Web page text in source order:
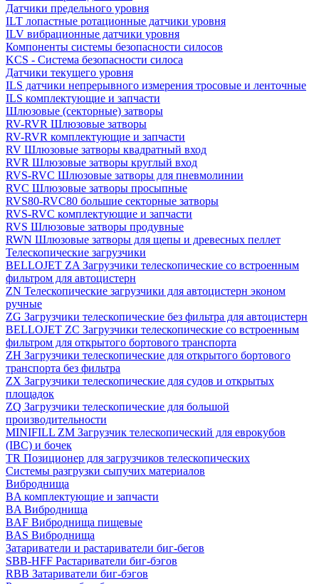
Датчики предельного уровня
ILT лопастные ротационные датчики уровня
ILV вибрационные датчики уровня
Компоненты системы безопасности силосов
KCS - Система безопасности силоса
Датчики текущего уровня
ILS датчики непрерывного измерения тросовые и ленточные
ILS комплектующие и запчасти
Шлюзовые (секторные) затворы
RV-RVR Шлюзовые затворы
RV-RVR комплектующие и запчасти
RV Шлюзовые затворы квадратный вход
RVR Шлюзовые затворы круглый вход
RVS-RVC Шлюзовые затворы для пневмолинии
RVC Шлюзовые затворы просыпные
RVS80-RVC80 большие секторные затворы
RVS-RVC комплектующие и запчасти
RVS Шлюзовые затворы продувные
RWN Шлюзовые затворы для щепы и древесных пеллет
Телескопические загрузчики
BELLOJET ZA Загрузчики телескопические со встроенным
фильтром для автоцистерн
ZN Телескопические загрузчики для автоцистерн эконом
ручные
ZG Загрузчики телескопические без фильтра для автоцистерн
BELLOJET ZC Загрузчики телескопические со встроенным
фильтром для открытого бортового транспорта
ZH Загрузчики телескопические для открытого бортового
транспорта без фильтра
ZX Загрузчики телескопические для судов и открытых
площадок
ZQ Загрузчики телескопические для большой
производительности
MINIFILL ZM Загрузчик телескопический для еврокубов
(IBC) и бочек
TR Позиционер для загрузчиков телескопических
Системы разгрузки сыпучих материалов
Виброднища
BA комплектующие и запчасти
BA Виброднища
BAF Виброднища пищевые
BAS Виброднища
Затариватели и растариватели биг-бегов
SBB-HFF Растариватели биг-бэгов
RBB Затариватели биг-бэгов